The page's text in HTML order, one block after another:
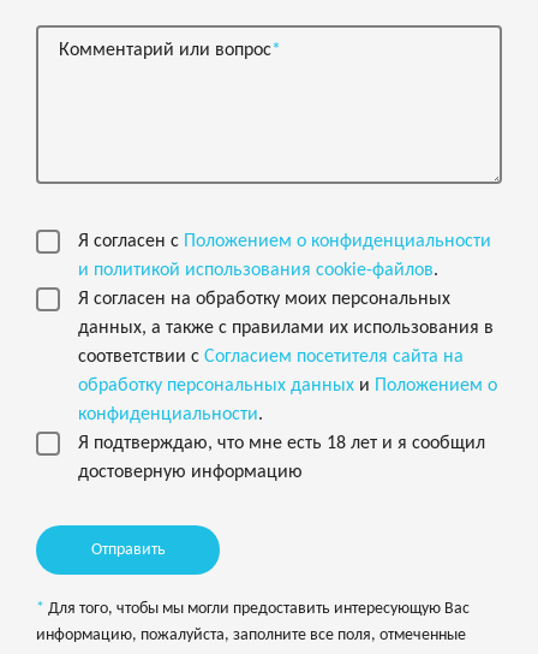
Комментарий или вопрос
Я согласен с Положением о конфиденциальности
и политикой использования cookie-файлов.
Я согласен на обработку моих персональных
данных, а также с правилами их использования в
соответствии с Согласием посетителя сайта на
обработку персональных данных и Положением о
конфиденциальности.
Я подтверждаю, что мне есть 18 лет и я сообщил
достоверную информацию
Отправить
информацию, пожалуйста, заполните все поля, отмеченные